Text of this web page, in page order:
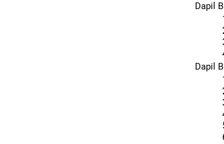
Dapil
Dapil